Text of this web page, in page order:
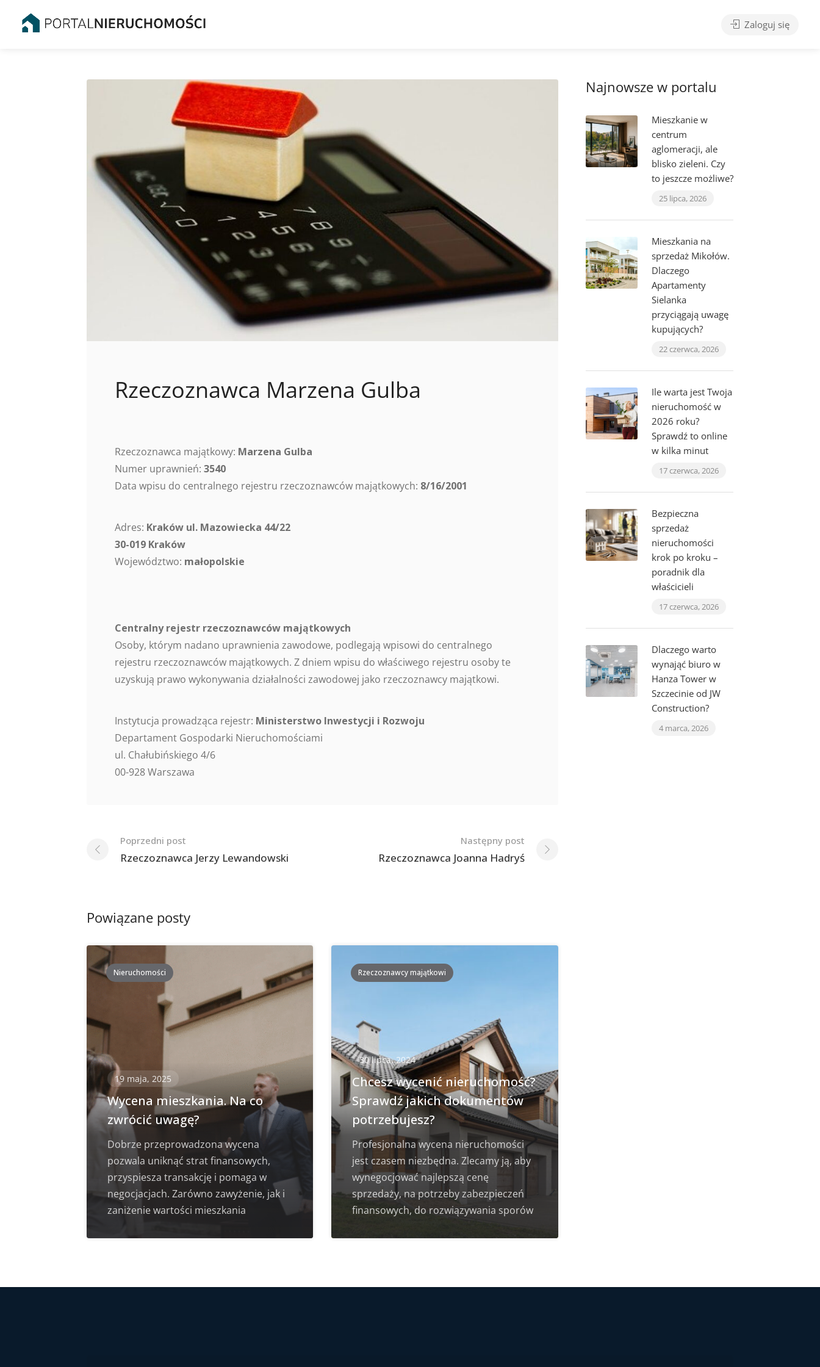
Zaloguj się
Rzeczoznawca Marzena Gulba
Rzeczoznawca majątkowy: Marzena Gulba
Numer uprawnień: 3540
Data wpisu do centralnego rejestru rzeczoznawców majątkowych: 8/16/2001
Adres: Kraków ul. Mazowiecka 44/22
30-019 Kraków
Województwo: małopolskie
Centralny rejestr rzeczoznawców majątkowych
Osoby, którym nadano uprawnienia zawodowe, podlegają wpisowi do centralnego
rejestru rzeczoznawców majątkowych. Z dniem wpisu do właściwego rejestru osoby te
uzyskują prawo wykonywania działalności zawodowej jako rzeczoznawcy majątkowi.
Instytucja prowadząca rejestr: Ministerstwo Inwestycji i Rozwoju
Departament Gospodarki Nieruchomościami
ul. Chałubińskiego 4/6
00-928 Warszawa
Nawigacja
po
Poprzedni post
Rzeczoznawca Jerzy Lewandowski
Następny post
Rzeczoznawca Joanna Hadryś
Powiązane posty
Nieruchomości
19 maja, 2025
Wycena mieszkania. Na co
zwrócić uwagę?
Dobrze przeprowadzona wycena
pozwala uniknąć strat finansowych,
przyspiesza transakcję i pomaga w
negocjacjach. Zarówno zawyżenie, jak i
zaniżenie wartości mieszkania
Rzeczoznawcy majątkowi
30 lipca, 2024
Chcesz wycenić nieruchomość?
Sprawdź jakich dokumentów
potrzebujesz?
Profesjonalna wycena nieruchomości
jest czasem niezbędna. Zlecamy ją, aby
wynegocjować najlepszą cenę
sprzedaży, na potrzeby zabezpieczeń
finansowych, do rozwiązywania sporów
Najnowsze w portalu
Mieszkanie w
centrum
aglomeracji, ale
blisko zieleni. Czy
to jeszcze możliwe?
25 lipca, 2026
Mieszkania na
sprzedaż Mikołów.
Dlaczego
Apartamenty
Sielanka
przyciągają uwagę
kupujących?
22 czerwca, 2026
Ile warta jest Twoja
nieruchomość w
2026 roku?
Sprawdź to online
w kilka minut
17 czerwca, 2026
Bezpieczna
sprzedaż
nieruchomości
krok po kroku –
poradnik dla
właścicieli
17 czerwca, 2026
Dlaczego warto
wynająć biuro w
Hanza Tower w
Szczecinie od JW
Construction?
4 marca, 2026